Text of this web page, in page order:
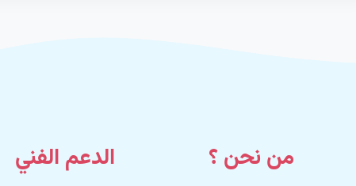
من نحن ؟ الدعم الفني